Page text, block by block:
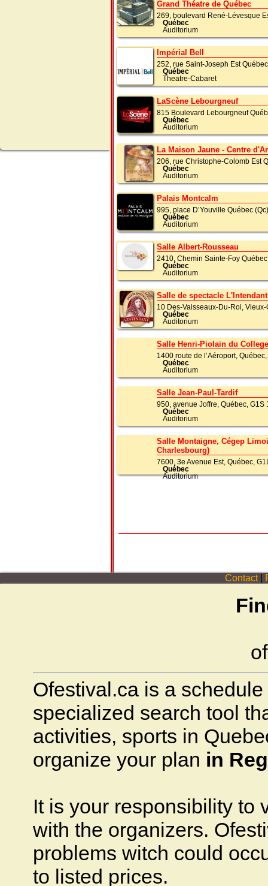
Grand Théatre de Québec
269, boulevard René-Lévesque
Québec
Auditorium
Impérial Bell
252, rue Saint-Joseph Est
Québec
Theatre-Cabaret
LaScène Lebourgneuf
815 Boulevard Lebourgneuf
Québec
Auditorium
La Maison Jaune - Centre
206, rue Christophe-Colomb Est
Québec
Auditorium
Palais Montcalm
995, place D’Youville Québec
Québec
Auditorium
Salle Albert-Rousseau
2410, Chemin Sainte-Foy
Québec
Auditorium
Salle de spectacle L'Intendant
10 Des-Vaisseaux-Du-Roi,
Québec
Auditorium
Salle Henri-Piolain du
1400 route de l’Aéroport,
Québec
Auditorium
Salle Jean-Paul-Tardif
950, avenue Joffre, Québec, G1S
Québec
Auditorium
Salle Montaigne, Cégep
Charlesbourg)
7600, 3e Avenue Est, Québec,
Québec
Auditorium
Contact
Ofestival.ca is a
specialized search tool
activities, sports in
organize your plan in
It is your responsibility to
with the organizers.
problems witch could
to listed prices.